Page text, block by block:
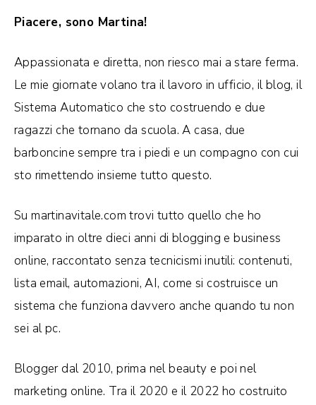
Piacere, sono Martina!
Appassionata e diretta, non riesco mai a stare ferma.
Le mie giornate volano tra il lavoro in ufficio, il blog, il
Sistema Automatico che sto costruendo e due
ragazzi che tornano da scuola. A casa, due
barboncine sempre tra i piedi e un compagno con cui
sto rimettendo insieme tutto questo.
Su martinavitale.com trovi tutto quello che ho
imparato in oltre dieci anni di blogging e business
online, raccontato senza tecnicismi inutili: contenuti,
lista email, automazioni, AI, come si costruisce un
sistema che funziona davvero anche quando tu non
sei al pc.
Blogger dal 2010, prima nel beauty e poi nel
marketing online. Tra il 2020 e il 2022 ho costruito